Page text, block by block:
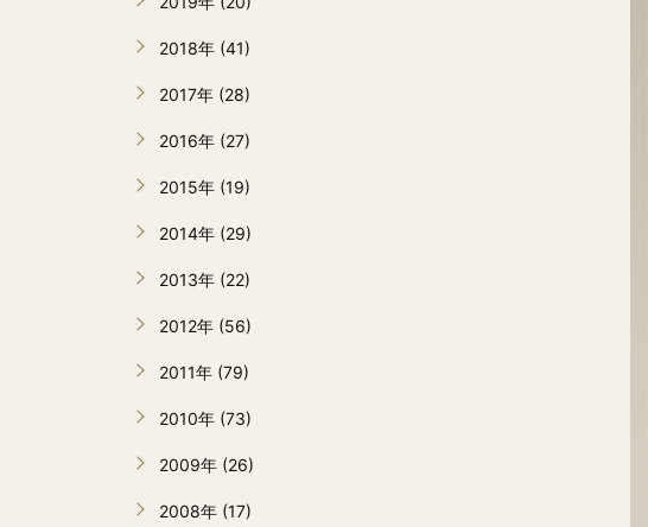
2018年 (41)
2017年 (28)
2016年 (27)
2015年 (19)
2014年 (29)
2013年 (22)
2012年 (56)
2011年 (79)
2010年 (73)
2009年 (26)
2008年 (17)